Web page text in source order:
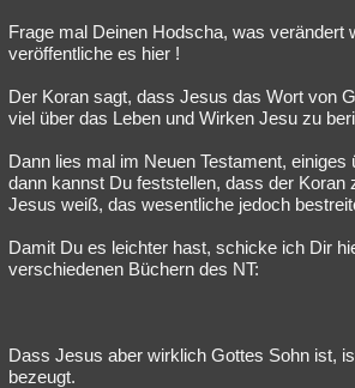
Frage mal Deinen Hodscha, was verändert
veröffentliche es hier !
Der Koran sagt, dass Jesus das Wort von
viel über das Leben und Wirken Jesu zu
Dann lies mal im Neuen Testament, einiges
dann kannst Du feststellen, dass der Koran
Jesus weiß, das wesentliche jedoch
Damit Du es leichter hast, schicke ich Dir
verschiedenen Büchern des NT:
Dass Jesus aber wirklich Gottes Sohn ist,
bezeugt.